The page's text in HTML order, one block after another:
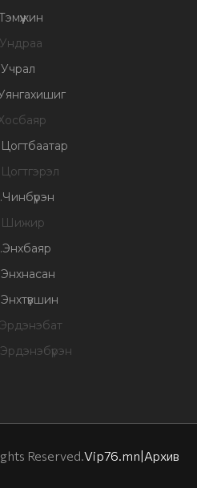
Ундраа
Учрал
Цогтбаатар
Цогтгэрэл
.Чинбүрэн
Шижир
.Энхбаяр
Энхнасан
Энхтүвшин
Эрдэнэбат
Эрдэнэбүрэн
Reserved.Vip76.mn|Архив